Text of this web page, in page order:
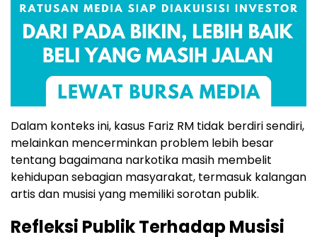
Dalam konteks ini, kasus Fariz RM tidak berdiri sendiri,
melainkan mencerminkan problem lebih besar
tentang bagaimana narkotika masih membelit
kehidupan sebagian masyarakat, termasuk kalangan
artis dan musisi yang memiliki sorotan publik.
Refleksi Publik Terhadap Musisi